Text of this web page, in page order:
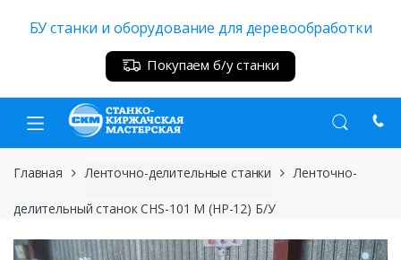
БУ станки и оборудование для деревообработки
Покупаем б/у станки
Главная Ленточно-делительные станки Ленточно-
делительный станок CHS-101 M (HP-12) Б/У